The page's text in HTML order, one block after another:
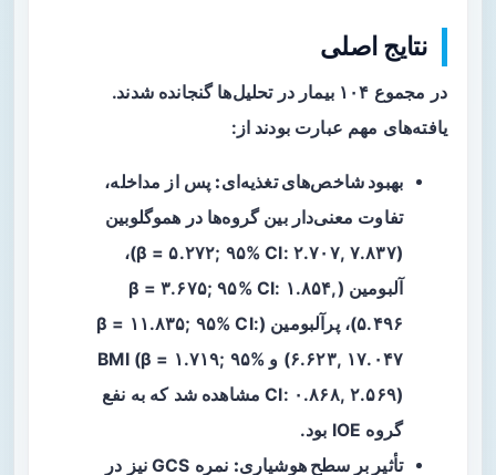
نتایج اصلی
در مجموع ۱۰۴ بیمار در تحلیل‌ها گنجانده شدند.
یافته‌های مهم عبارت بودند از:
بهبود شاخص‌های تغذیه‌ای: پس از مداخله،
تفاوت معنی‌دار بین گروه‌ها در هموگلوبین
(β = ۵.۲۷۲; ۹۵% CI: ۲.۷۰۷, ۷.۸۳۷)،
آلبومین (β = ۳.۶۷۵; ۹۵% CI: ۱.۸۵۴,
۵.۴۹۶)، پرآلبومین (β = ۱۱.۸۳۵; ۹۵% CI:
۶.۶۲۳, ۱۷.۰۴۷) و BMI (β = ۱.۷۱۹; ۹۵%
CI: ۰.۸۶۸, ۲.۵۶۹) مشاهده شد که به نفع
گروه IOE بود.
تأثیر بر سطح هوشیاری:
نمره GCS نیز در